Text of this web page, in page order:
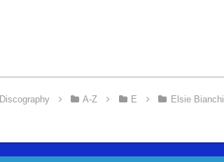
Discography A-Z E Elsie Bianchi